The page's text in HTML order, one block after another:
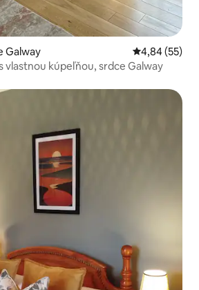
Galway Priemerné
4,84 (55)
vlastnou kúpeľňou, srdce Galway